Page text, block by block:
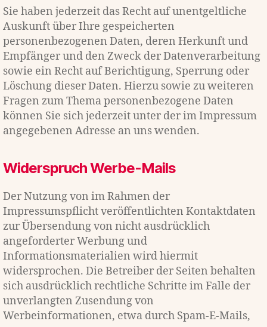
Sie haben jederzeit das Recht auf unentgeltliche
Auskunft über Ihre gespeicherten
personenbezogenen Daten, deren Herkunft und
Empfänger und den Zweck der Datenverarbeitung
sowie ein Recht auf Berichtigung, Sperrung oder
Löschung dieser Daten. Hierzu sowie zu weiteren
Fragen zum Thema personenbezogene Daten
können Sie sich jederzeit unter der im Impressum
angegebenen Adresse an uns wenden.
Widerspruch Werbe-Mails
Der Nutzung von im Rahmen der
Impressumspflicht veröffentlichten Kontaktdaten
zur Übersendung von nicht ausdrücklich
angeforderter Werbung und
Informationsmaterialien wird hiermit
widersprochen. Die Betreiber der Seiten behalten
sich ausdrücklich rechtliche Schritte im Falle der
unverlangten Zusendung von
Werbeinformationen, etwa durch Spam-E-Mails,